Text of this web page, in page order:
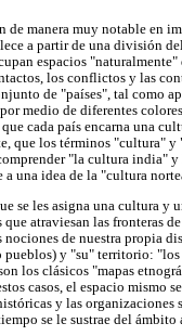
de manera muy notable en
a partir de una división
espacios
los conflictos y las
de "países", tal como
medio de diferentes
cada país encarna una
que los términos "cultura" y
"la cultura india"
una idea de la "cultura
se les asigna una cultura y
atraviesan las fronteras
de nuestra propia
y "su" territorio:
los clásicos "mapas
casos, el espacio mismo
y las organizaciones
se le sustrae del